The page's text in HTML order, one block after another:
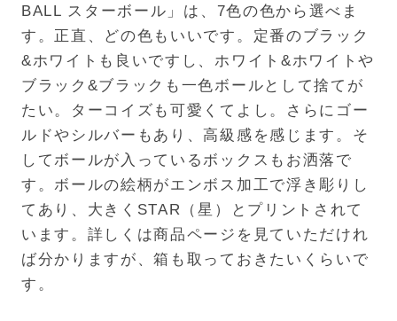
BALL スターボール」は、7色の色から選べま
す。正直、どの色もいいです。定番のブラック
&ホワイトも良いですし、ホワイト&ホワイトや
ブラック&ブラックも一色ボールとして捨てが
たい。ターコイズも可愛くてよし。さらにゴー
ルドやシルバーもあり、高級感を感じます。そ
してボールが入っているボックスもお洒落で
す。ボールの絵柄がエンボス加工で浮き彫りし
てあり、大きくSTAR（星）とプリントされて
います。詳しくは商品ページを見ていただけれ
ば分かりますが、箱も取っておきたいくらいで
す。